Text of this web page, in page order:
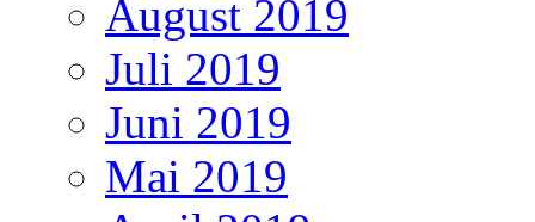
August 2019
Juli 2019
Juni 2019
Mai 2019